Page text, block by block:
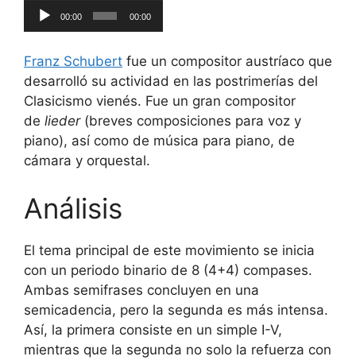
Reproductor
de
00:00 00:00
Franz Schubert fue un compositor austríaco que
desarrolló su actividad en las postrimerías del
Clasicismo vienés. Fue un gran compositor
de lieder(breves composiciones para voz y
piano), así como de música para piano, de
cámara y orquestal.
Análisis
El tema principal de este movimiento se inicia
con un periodo binario de 8 (4+4) compases.
Ambas semifrases concluyen en una
semicadencia, pero la segunda es más intensa.
Así, la primera consiste en un simple I-V,
mientras que la segunda no solo la refuerza con